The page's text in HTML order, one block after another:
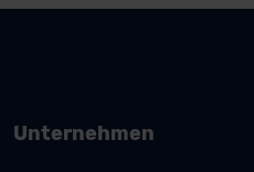
Unternehmen